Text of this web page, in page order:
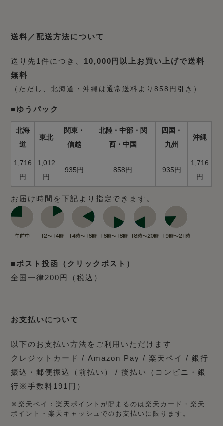
送料／配送方法について
送り先1件につき、 10,000円以上お買い上げで送料
無料
（ただし、北海道・沖縄は通常送料より858円引き）
■ゆうパック
北海
道
東北
関東・
信越
北陸・中部・関
西・中国
四国・
九州
沖縄
1,716
円
1,012
円
935円 858円 935円
1,716
円
お届け時間を下記より指定できます。
■ポスト投函（クリックポスト）
全国一律200円（税込）
お支払いについて
以下のお支払い方法をご利用いただけます
クレジットカード / Amazon Pay / 楽天ペイ / 銀行
振込・郵便振込（前払い） / 後払い（コンビニ・銀
行※手数料191円）
※楽天ペイ：楽天ポイントが貯まるのは楽天カード・楽天
ポイント・楽天キャッシュでのお支払いに限ります。